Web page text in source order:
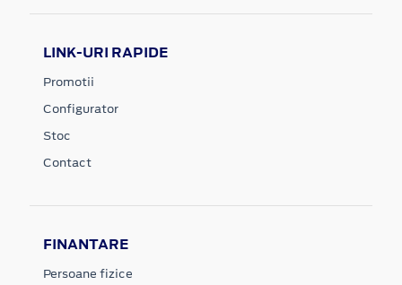
LINK-URI RAPIDE
Promotii
Configurator
Stoc
Contact
FINANTARE
Persoane fizice